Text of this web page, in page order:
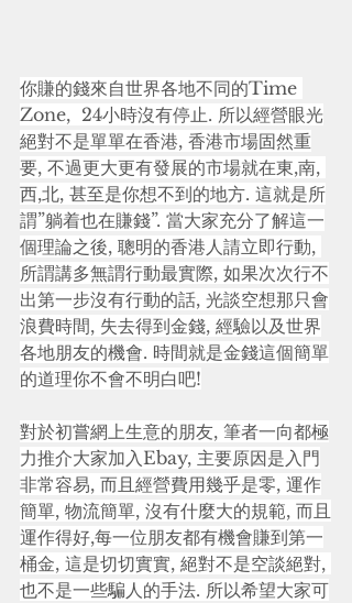
你賺的錢來自世界各地不同的Time
Zone,  24小時沒有停止. 所以經營眼光
絕對不是單單在香港, 香港市場固然重
要, 不過更大更有發展的市場就在東,南,
西,北, 甚至是你想不到的地方. 這就是所
謂”躺着也在賺錢”. 當大家充分了解這一
個理論之後, 聰明的香港人請立即行動,
所謂講多無謂行動最實際, 如果次次行不
出第一步沒有行動的話, 光談空想那只會
浪費時間, 失去得到金錢, 經驗以及世界
各地朋友的機會. 時間就是金錢這個簡單
的道理你不會不明白吧!
對於初嘗網上生意的朋友, 筆者一向都極
力推介大家加入Ebay, 主要原因是入門
非常容易, 而且經營費用幾乎是零, 運作
簡單, 物流簡單, 沒有什麼大的規範, 而且
運作得好,每一位朋友都有機會賺到第一
桶金, 這是切切實實, 絕對不是空談絕對,
也不是一些騙人的手法. 所以希望大家可